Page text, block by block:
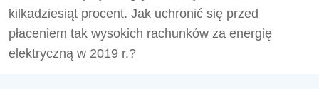
kilkadziesiąt procent. Jak uchronić się przed
płaceniem tak wysokich rachunków za energię
elektryczną w 2019 r.?